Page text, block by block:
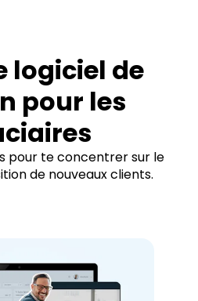
logiciel de
pour les
pour te concentrer sur le
de nouveaux clients.